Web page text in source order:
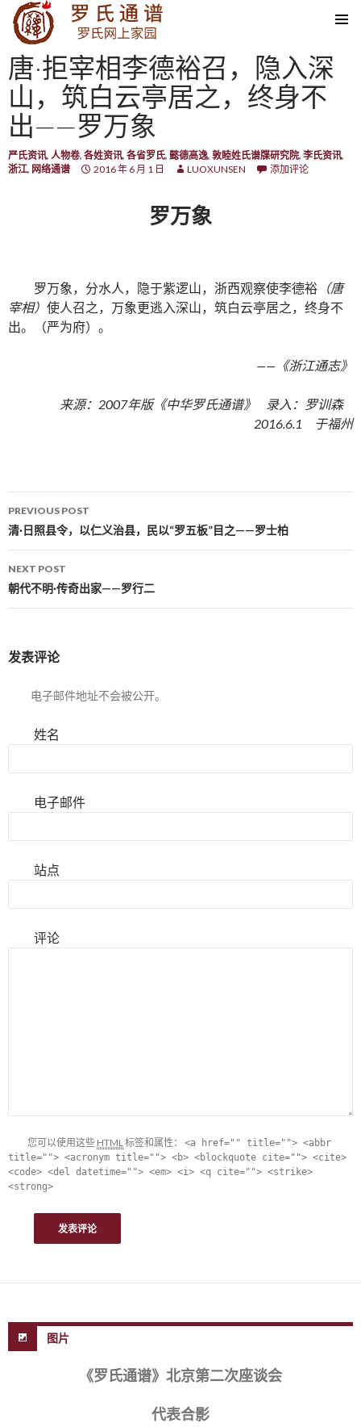
SKIP TO CONTENT
唐·拒宰相李德裕召，隐入深
山，筑白云亭居之，终身不
出——罗万象
严氏资讯, 人物卷, 各姓资讯, 各省罗氏, 懿德高逸, 敦睦姓氏谱牒研究院, 李氏资讯,
浙江, 网络通谱 2016 年 6 月 1 日 LUOXUNSEN 添加评论
罗万象
罗万象，分水人，隐于紫逻山，浙西观察使李德裕 （唐
宰相） 使人召之，万象更逃入深山，筑白云亭居之，终身不
出。（严为府）。
——《浙江通志》
来源：2007年版《中华罗氏通谱》 录入：罗训森
2016.6.1 于福州
Post navigation
PREVIOUS POST
清·日照县令，以仁义治县，民以“罗五板”目之——罗士柏
NEXT POST
朝代不明·传奇出家——罗行二
发表评论
电子邮件地址不会被公开。
姓名
电子邮件
站点
评论
您可以使用这些 HTML标签和属性： <a href="" title=""> <abbr
title=""> <acronym title=""> <b> <blockquote cite=""> <cite>
<code> <del datetime=""> <em> <i> <q cite=""> <strike>
<strong>
图片
《罗氏通谱》北京第二次座谈会
代表合影